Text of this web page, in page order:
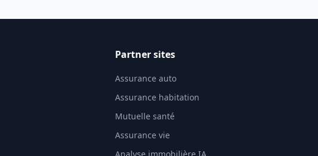
Partner sites
Assurance auto
Assurance habitation
Mutuelle santé
Assurance vie